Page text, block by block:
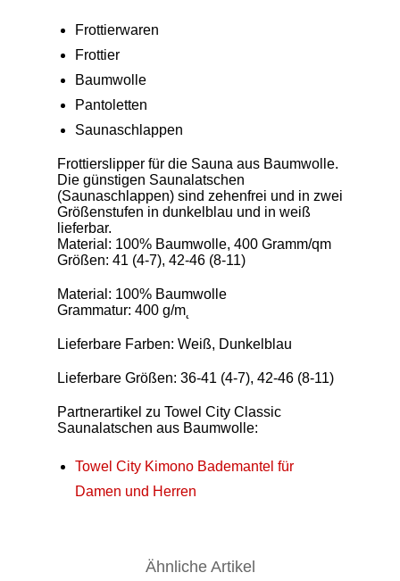
Frottierwaren
Frottier
Baumwolle
Pantoletten
Saunaschlappen
Frottierslipper für die Sauna aus Baumwolle.
Die günstigen Saunalatschen
(Saunaschlappen) sind zehenfrei und in zwei
Größenstufen in dunkelblau und in weiß
lieferbar.
Material: 100% Baumwolle, 400 Gramm/qm
Größen: 41 (4-7), 42-46 (8-11)
Material: 100% Baumwolle
Grammatur: 400 g/m˛
Lieferbare Farben: Weiß, Dunkelblau
Lieferbare Größen: 36-41 (4-7), 42-46 (8-11)
Partnerartikel zu Towel City Classic
Saunalatschen aus Baumwolle:
Towel City Kimono Bademantel für
Damen und Herren
Ähnliche Artikel